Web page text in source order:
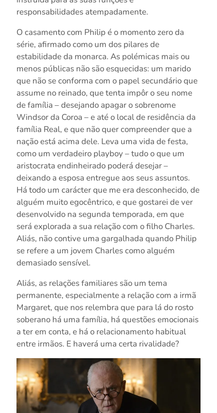
responsabilidades atempadamente.
O casamento com Philip é o momento zero da
série, afirmado como um dos pilares de
estabilidade da monarca. As polémicas mais ou
menos públicas não são esquecidas: um marido
que não se conforma com o papel secundário que
assume no reinado, que tenta impôr o seu nome
de família – desejando apagar o sobrenome
Windsor da Coroa – e até o local de residência da
família Real, e que não quer compreender que a
nação está acima dele. Leva uma vida de festa,
como um verdadeiro playboy – tudo o que um
aristocrata endinheirado poderá desejar –
deixando a esposa entregue aos seus assuntos.
Há todo um carácter que me era desconhecido, de
alguém muito egocêntrico, e que gostarei de ver
desenvolvido na segunda temporada, em que
será explorada a sua relação com o filho Charles.
Aliás, não contive uma gargalhada quando Philip
se refere a um jovem Charles como alguém
demasiado sensível.
Aliás, as relações familiares são um tema
permanente, especialmente a relação com a irmã
Margaret, que nos relembra que para lá do rosto
soberano há uma família, há questões emocionais
a ter em conta, e há o relacionamento habitual
entre irmãos. E haverá uma certa rivalidade?